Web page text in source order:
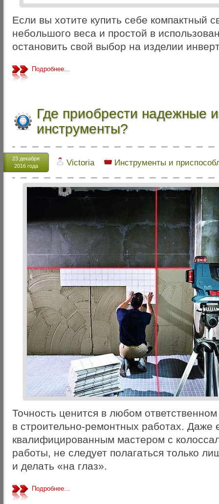
Если вы хотите купить себе компактный
небольшого веса и простой в
остановить свой выбор на изделии
Подробнее...
Где приобрести надежные
инструменты?
23 декабря
2016 года
Victoria Инструменты и
Точность ценится в любом
в строительно-ремонтных работах. Даже
квалифицированным мастером с
работы, не следует полагаться только
и делать «на глаз».
Подробнее...